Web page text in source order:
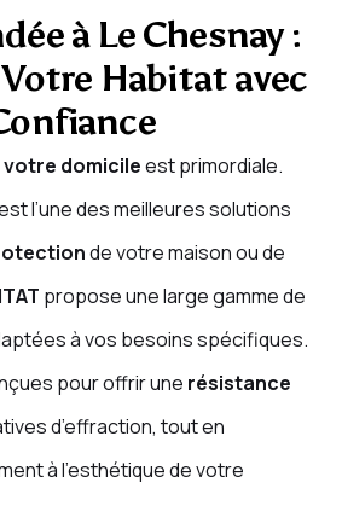
à Le Chesnay :
Habitat avec
domicileest primordiale.
l’une des meilleures solutions
de votre maison ou de
propose une large gamme de
à vos besoins spécifiques.
pour offrir une résistance
d’effraction, tout en
à l’esthétique de votre